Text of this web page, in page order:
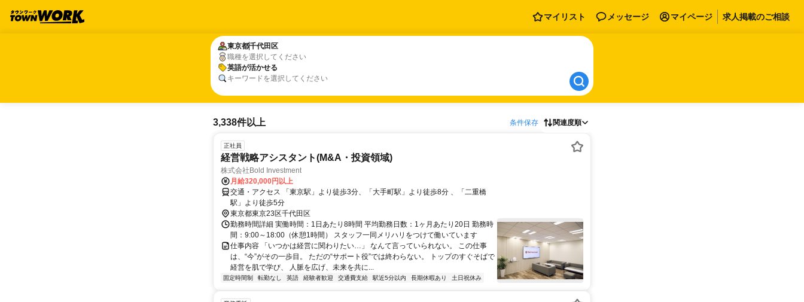
マイリスト メッセージ マイページ 求人掲載のご相談
東京都千代田区
職種を選択してください
英語が活かせる
キーワードを選択してください
東京都千代田区
英語が活かせる
3,338件以上 条件保存 関連度順
正社員
経営戦略アシスタント(M&A・投資領域)
株式会社Bold Investment
月給320,000円以上
交通・アクセス 「東京駅」より徒歩3分、「大手町駅」より徒歩8分 、「二重橋
駅」より徒歩5分
東京都東京23区千代田区
勤務時間詳細 実働時間：1日あたり8時間 平均勤務日数：1ヶ月あたり20日 勤務時
間：9:00～18:00（休憩1時間） スタッフ一同メリハリをつけて働いています
仕事内容 「いつかは経営に関わりたい…」 なんて言っていられない。 この仕事
は、“今”がその一歩目。 ただの“サポート役”では終わらない。 トップのすぐそばで
経営を肌で学び、 人脈を広げ、未来を共に...
固定時間制 転勤なし 英語 経験者歓迎 交通費支給 駅近5分以内 長期休暇あり 土日祝休み